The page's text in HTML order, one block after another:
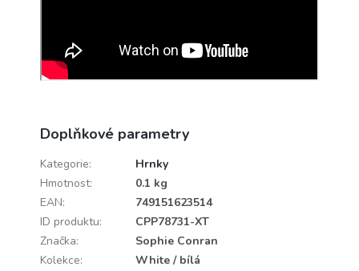
Doplňkové parametry
Kategorie:
Hrnky
Hmotnost:
0.1 kg
EAN:
749151623514
ID produktu:
CPP78731-XT
Značka:
Sophie Conran
Kolekce:
White / bílá